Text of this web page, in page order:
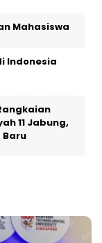
Mahasiswa
Indonesia
11 Jabung,
Baru